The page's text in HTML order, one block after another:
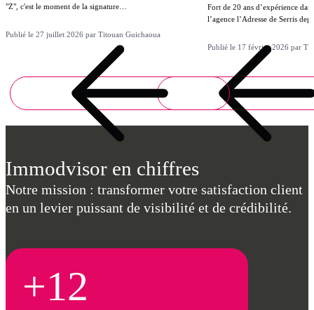
"Z", c'est le moment de la signature…
Publié le 27 juillet 2026 par Titouan Guichaoua
Fort de 20 ans d’expérience
l’agence l’Adresse de Serris
Publié le 17 février 2026 par
Immodvisor en chiffres
Notre mission : transformer votre satisfaction client
en un levier puissant de visibilité et de crédibilité.
+12